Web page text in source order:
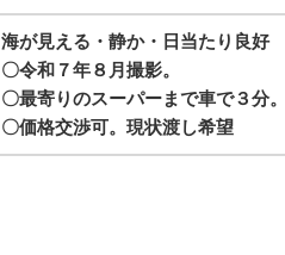
海が見える・静か・日当たり良好
〇令和７年８月撮影。
〇最寄りのスーパーまで車で３分
〇価格交渉可。現状渡し希望